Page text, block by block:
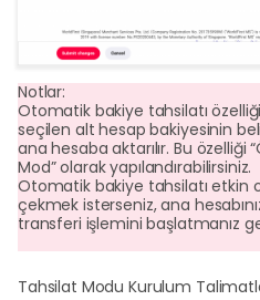
Notlar:
Otomatik bakiye tahsilatı
seçilen alt hesap bakiyesinin
ana hesaba aktarılır. Bu özelliği
Mod” olarak yapılandırabilirsiniz.
Otomatik bakiye tahsilatı
çekmek isterseniz, ana
transferi işlemini başlatmanız
Tahsilat Modu Kurulum